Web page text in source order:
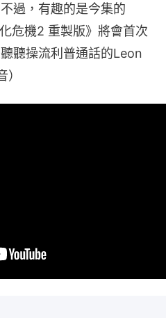
過，有趣的是今集的
危機2 重製版》將會首次
聽操流利普通話的Leon